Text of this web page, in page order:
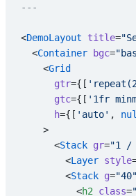
---
<DemoLayout title=
  <
Container bgc=
    <
Grid
      gtr
={[
      gtc
={[ '1fr
      h
={[ 'auto' ,
    >
      <
Stack gr="1 /
        <
Layer style
        <
Stack g="40"
          <
h2 class=